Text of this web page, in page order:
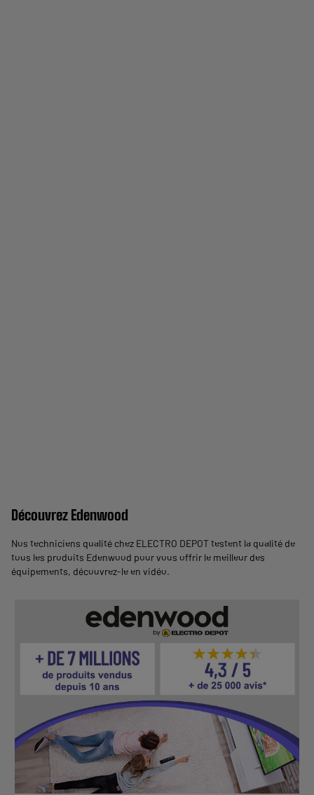
Découvrez Edenwood
Nos techniciens qualité chez ELECTRO DEPOT testent la qualité de
tous les produits Edenwood pour vous offrir le meilleur des
équipements, découvrez-le en vidéo.